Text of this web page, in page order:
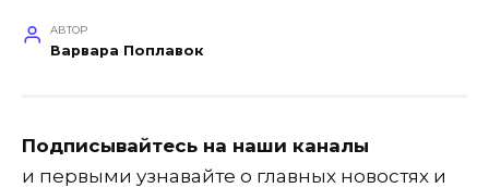
АВТОР
Варвара Поплавок
Подписывайтесь на наши каналы
и первыми узнавайте о главных новостях и